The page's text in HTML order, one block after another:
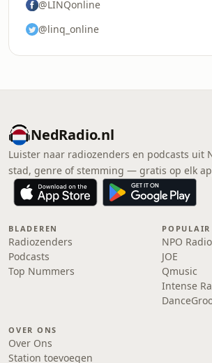
@LINQonline
@linq_online
NedRadio.nl
Luister naar radiozenders en podcasts uit
stad, genre of stemming — gratis op elk
BLADEREN
Radiozenders
Podcasts
Top Nummers
POPULAIR
NPO
JOE
Qmusic
Intense
OVER ONS
Over Ons
Station toevoegen